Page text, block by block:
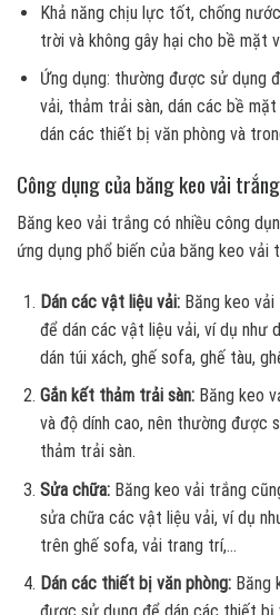
Khả năng chịu lực tốt, chống
trời và không gây hại cho bề mặt
Ứng dụng: thường được sử dụng
vải, thảm trải sàn, dán các bề
dán các thiết bị văn phòng và
Công dụng của băng keo vải trắng
Băng keo vải trắng có nhiều công
ứng dụng phổ biến của băng keo vải
Dán các vật liệu vải:Băng keo vải
để dán các vật liệu vải, ví dụ như
dán túi xách, ghế sofa, ghế tàu,
Gắn kết thảm trải sàn:Băng keo
và độ dính cao, nên thường được
thảm trải sàn.
Sửa chữa:Băng keo vải trắng
sửa chữa các vật liệu vải, ví dụ
trên ghế sofa, vải trang trí,…
Dán các thiết bị văn phòng:Băng